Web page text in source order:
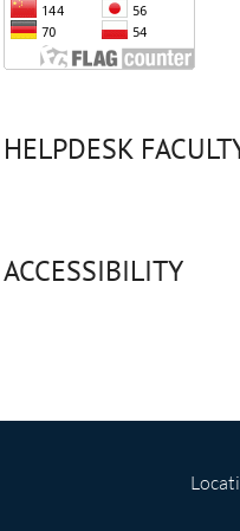
HELPDESK
ACCESSIBILITY